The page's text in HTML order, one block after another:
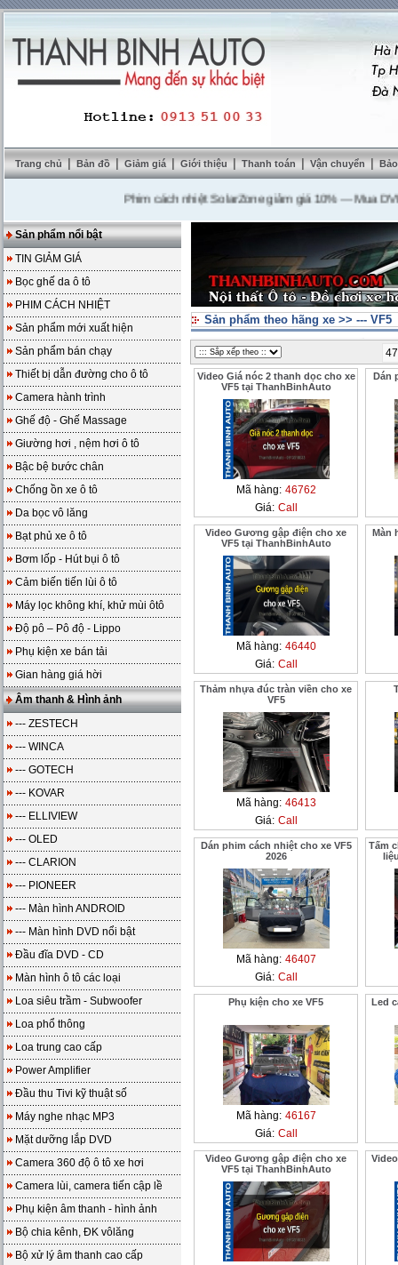
Trang chủ | Bản đồ | Giảm giá | Giới thiệu | Thanh toán | Vận chuyển |
Phim cách nhiệt SolarZone giảm giá 10%---Mua DVD
Sản phẩm nổi bật
TIN GIẢM GIÁ
Bọc ghế da ô tô
PHIM CÁCH NHIỆT
Sản phẩm mới xuất hiện
Sản phẩm bán chạy
Thiết bị dẫn đường cho ô tô
Camera hành trình
Ghế độ - Ghế Massage
Giường hơi , nệm hơi ô tô
Bậc bệ bước chân
Chống ồn xe ô tô
Da bọc vô lăng
Bạt phủ xe ô tô
Bơm lốp - Hút bụi ô tô
Cảm biến tiến lùi ô tô
Máy lọc không khí, khử mùi ôtô
Độ pô – Pô độ - Lippo
Phụ kiện xe bán tải
Gian hàng giá hời
Âm thanh & Hình ảnh
--- ZESTECH
--- WINCA
--- GOTECH
--- KOVAR
--- ELLIVIEW
--- OLED
--- CLARION
--- PIONEER
--- Màn hình ANDROID
--- Màn hình DVD nổi bật
Đầu đĩa DVD - CD
Màn hình ô tô các loại
Loa siêu trầm - Subwoofer
Loa phổ thông
Loa trung cao cấp
Power Amplifier
Đầu thu Tivi kỹ thuật số
Máy nghe nhạc MP3
Mặt dưỡng lắp DVD
Camera 360 độ ô tô xe hơi
Camera lùi, camera tiến cập lề
Phụ kiện âm thanh - hình ảnh
Bộ chia kênh, ĐK vôlăng
Bộ xử lý âm thanh cao cấp
Sản phẩm theo hãng xe >> --- VF5
Video Giá nóc 2 thanh dọc cho xe
VF5 tại ThanhBinhAuto
Mã hàng: 46762
Giá: Call
Dán
Video Gương gập điện cho xe
VF5 tại ThanhBinhAuto
Mã hàng: 46440
Giá: Call
Màn
Thảm nhựa đúc tràn viền cho xe
VF5
Mã hàng: 46413
Giá: Call
Dán phim cách nhiệt cho xe VF5
2026
Mã hàng: 46407
Giá: Call
Tấm
Phụ kiện cho xe VF5
Mã hàng: 46167
Giá: Call
Led
Video Gương gập điện cho xe
VF5 tại ThanhBinhAuto